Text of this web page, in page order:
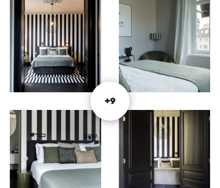
de ontbijtsalon waar je in alle rust kunt genieten
van een grand café en petit déjeuner.
+9